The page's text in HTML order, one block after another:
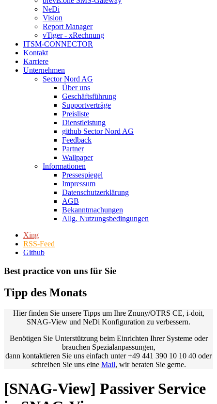
NeDi
Vision
Report Manager
vTiger - xRechnung
ITSM-CONNECTOR
Kontakt
Karriere
Unternehmen
Sector Nord AG
Über uns
Geschäftsführung
Supportverträge
Preisliste
Dienstleistung
github Sector Nord AG
Feedback
Partner
Wallpaper
Informationen
Pressespiegel
Impressum
Datenschutzerklärung
AGB
Bekanntmachungen
Allg. Nutzungsbedingungen
Xing
RSS-Feed
Github
Best practice von uns für Sie
Tipp des Monats
Hier finden Sie unsere Tipps um Ihre Znuny/OTRS CE, i-doit,
SNAG-View und NeDi Konfiguration zu verbessern.
Benötigen Sie Unterstützung beim Einrichten Ihrer Systeme oder
brauchen Spezialanpassungen,
dann kontaktieren Sie uns einfach unter +49 441 390 10 10 40 oder
schreiben Sie uns eine Mail, wir beraten Sie gerne.
[SNAG-View] Passiver Service